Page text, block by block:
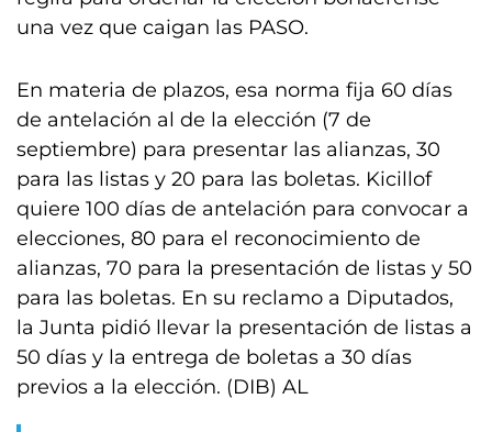
una vez que caigan las PASO.
En materia de plazos, esa norma fija 60 días
de antelación al de la elección (7 de
septiembre) para presentar las alianzas, 30
para las listas y 20 para las boletas. Kicillof
quiere 100 días de antelación para convocar a
elecciones, 80 para el reconocimiento de
alianzas, 70 para la presentación de listas y 50
para las boletas. En su reclamo a Diputados,
la Junta pidió llevar la presentación de listas a
50 días y la entrega de boletas a 30 días
previos a la elección. (DIB) AL